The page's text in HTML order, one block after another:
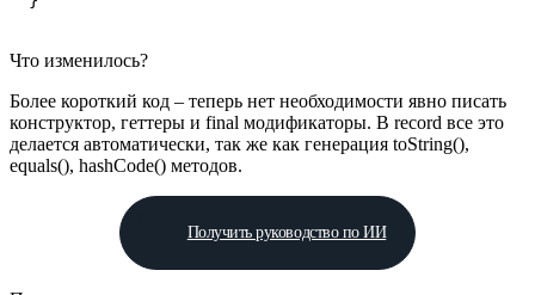
Что изменилось?
Более короткий код – теперь нет необходимости явно писать
конструктор, геттеры и final модификаторы. В record все это
делается автоматически, так же как генерация toString(),
equals(), hashCode() методов.
Получить руководство по ИИ